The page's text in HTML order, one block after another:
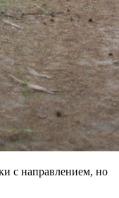
с направлением, но